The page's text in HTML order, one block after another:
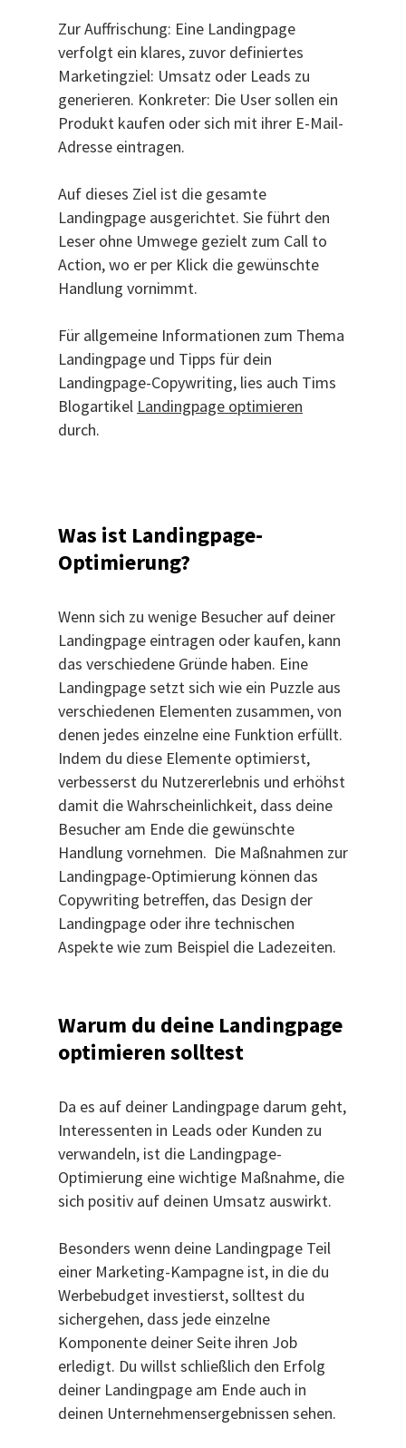
Zur Auffrischung: Eine Landingpage
verfolgt ein klares, zuvor definiertes
Marketingziel: Umsatz oder Leads zu
generieren. Konkreter: Die User sollen ein
Produkt kaufen oder sich mit ihrer E-Mail-
Adresse eintragen.
Auf dieses Ziel ist die gesamte
Landingpage ausgerichtet. Sie führt den
Leser ohne Umwege gezielt zum Call to
Action, wo er per Klick die gewünschte
Handlung vornimmt.
Für allgemeine Informationen zum Thema
Landingpage und Tipps für dein
Landingpage-Copywriting, lies auch Tims
Blogartikel Landingpage optimieren
durch.
Was ist Landingpage-
Optimierung?
Wenn sich zu wenige Besucher auf deiner
Landingpage eintragen oder kaufen, kann
das verschiedene Gründe haben. Eine
Landingpage setzt sich wie ein Puzzle aus
verschiedenen Elementen zusammen, von
denen jedes einzelne eine Funktion erfüllt.
Indem du diese Elemente optimierst,
verbesserst du Nutzererlebnis und erhöhst
damit die Wahrscheinlichkeit, dass deine
Besucher am Ende die gewünschte
Handlung vornehmen. Die Maßnahmen zur
Landingpage-Optimierung können das
Copywriting betreffen, das Design der
Landingpage oder ihre technischen
Aspekte wie zum Beispiel die Ladezeiten.
Warum du deine Landingpage
optimieren solltest
Da es auf deiner Landingpage darum geht,
Interessenten in Leads oder Kunden zu
verwandeln, ist die Landingpage-
Optimierung eine wichtige Maßnahme, die
sich positiv auf deinen Umsatz auswirkt.
Besonders wenn deine Landingpage Teil
einer Marketing-Kampagne ist, in die du
Werbebudget investierst, solltest du
sichergehen, dass jede einzelne
Komponente deiner Seite ihren Job
erledigt. Du willst schließlich den Erfolg
deiner Landingpage am Ende auch in
deinen Unternehmensergebnissen sehen.